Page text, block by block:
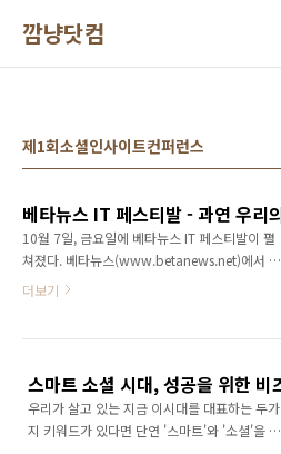
깜냥닷컴
제1회소셜인사이트컨퍼런스
10월 7일, 금요일에 베타뉴스 IT 페스티발이 펼
쳐졌다. 베타뉴스(www.betanews.net)에서 상
반기와 하반기로 나눠서 진행하는 가장 큰 행사
참석하려다 보니 늦어지게 되었다. 베타뉴스 IT
페스티발은 재미있게도 영화관에서 행사가 진행
된다. 전자랜드 4층에 위치한 랜드시네마에서 펼
더보기
우리가 살고 있는 지금 이시대를 대표하는 두가
지 키워드가 있다면 단연 '스마트'와 '소셜'을 꼽